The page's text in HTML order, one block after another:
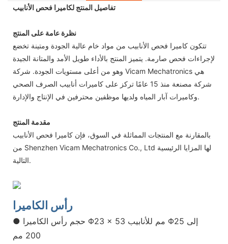
تفاصيل المنتج لكاميرا فحص الأنابيب
نظرة عامة على المنتج
تتكون كاميرا فحص الأنابيب من مواد خام عالية الجودة ومتينة تخضع
لإجراءات فحص صارمة. يتميز المنتج بالأداء طويل الأمد والمتانة الجيدة
وهو من أعلى مستويات الجودة. شركة Vicam Mechatronics هي
شركة مصنعة منذ 15 عامًا تركز على كاميرات أنابيب الصرف الصحي
وكاميرات آبار المياه ولديها موظفين محترفين في الإنتاج والإدارة.
مقدمة المنتج
بالمقارنة مع المنتجات المماثلة في السوق، فإن كاميرا فحص الأنابيب
من Shenzhen Vicam Mechatronics Co., Ltd لها المزايا الرئيسية
التالية.
رأس الكاميرا
● حجم رأس الكاميرا Φ23 × 53 مم للأنابيب Φ25 إلى
200 مم